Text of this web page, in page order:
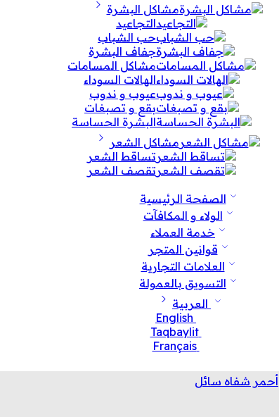
مشاكل البشرة
التجاعيد
حب الشباب
جفاف البشرة
مشاكل المسامات
الهالات السوداء
عيوب و ندوب
بقع و تصبغات
البشرة الحساسة
مشاكل الشعر
تساقط الشعر
تقصف الشعر
الصفحة الرئيسية
الولاء و المكافآت
خدمة العملاء
قوانين المتجر
العلامات التجارية
التسويق بالعمولة
العربية
English
Taqbaylit
Français
أحمر شفاه سائل